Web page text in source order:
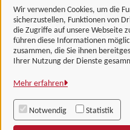
Wir verwenden Cookies, um die
sicherzustellen, Funktionen von
die Zugriffe auf unsere Webseite
führen diese Informationen
zusammen, die Sie ihnen
Ihrer Nutzung der Dienste
Mehr erfahren
Notwendig Statistik
Landkreis
Alle Rechte vorbehalten